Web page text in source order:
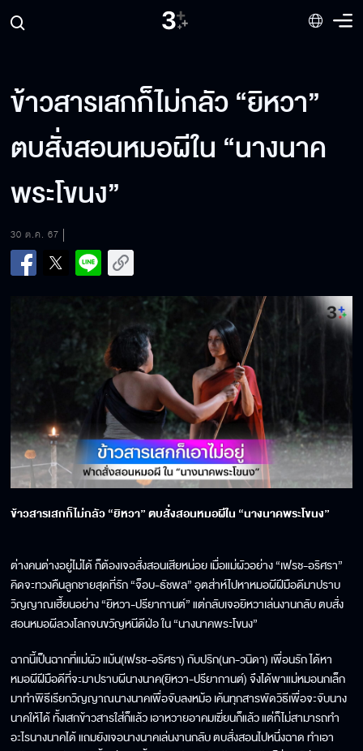
ข้าวสารเสกก็ไม่กลัว “ยิหวา”
ตบสั่งสอนหมอผีใน “นางนาค
พระโขนง”
30 ต.ค. 67
ข้าวสารเสกก็ไม่กลัว “ยิหวา” ตบสั่งสอนหมอผีใน “นางนาคพระโขนง”
ต่างคนต่างอยู่ไม่ได้ ก็ต้องเจอสั่งสอนเสียหน่อย เมื่อแม่ผัวอย่าง “เฟรช-อริศรา”
คิดจะทวงคืนลูกชายสุดที่รัก “จ็อบ-ธัชพล” อุตส่าห์ไปหาหมอผีฝีมือดีมาปราบ
วิญญาณเฮี้ยนอย่าง “ยิหวา-ปรียากานต์” แต่กลับเจอยิหวาเล่นงานกลับ ตบสั่ง
สอนหมอผีลวงโลกจนขวัญหนีดีฝ่อ ใน “นางนาคพระโขนง”
ฉากนี้เป็นฉากที่แม่ผัว แม้น(เฟรช-อริศรา) กับปริก(นก-วนิดา) เพื่อนรัก ได้หา
หมอผีฝีมือดีที่จะมาปราบผีนางนาค(ยิหวา-ปรียากานต์) จึงได้พาแม่หมอนกเล็ก
มาทำพิธีเรียกวิญญาณนางนาคเพื่อจับลงหม้อ เค้นทุกสารพัดวิธีเพื่อจะจับนาง
นาคให้ได้ ทั้งเสกข้าวสารใส่ก็แล้ว เอาหวายอาคมเฆี่ยนก็แล้ว แต่ก็ไม่สามารถทำ
อะไรนางนาคได้ แถมยังเจอนางนาคเล่นงานกลับ ตบสั่งสอนไปหนึ่งฉาด ทำเอา